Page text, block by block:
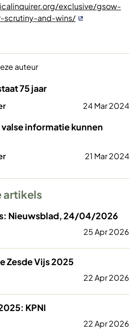
exclusive/gsow-
scrutiny-and-wins/
auteur
75 jaar
24 Mar 2024
informatie kunnen
21 Mar 2024
artikels
Nieuwsblad, 24/04/2026
25 Apr 2026
Zesde Vijs 2025
22 Apr 2026
KPNI
22 Apr 2026